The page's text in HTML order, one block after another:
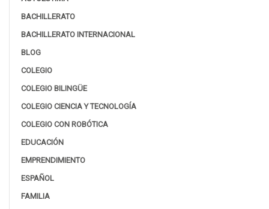
BACHILLERATO
BACHILLERATO INTERNACIONAL
BLOG
COLEGIO
COLEGIO BILINGÜE
COLEGIO CIENCIA Y TECNOLOGÍA
COLEGIO CON ROBÓTICA
EDUCACIÓN
EMPRENDIMIENTO
ESPAÑOL
FAMILIA